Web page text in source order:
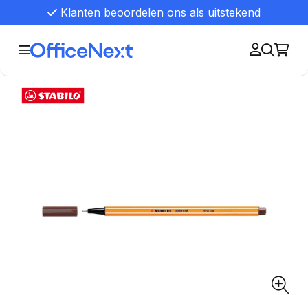
Klanten beoordelen ons als uitstekend